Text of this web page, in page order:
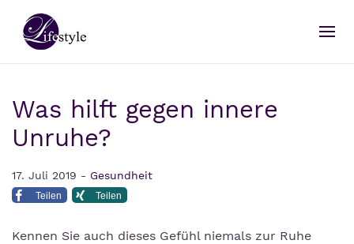
Was hilft gegen innere
Unruhe?
17. Juli 2019 - Gesundheit
Teilen Teilen
Kennen Sie auch dieses Gefühl niemals zur Ruhe